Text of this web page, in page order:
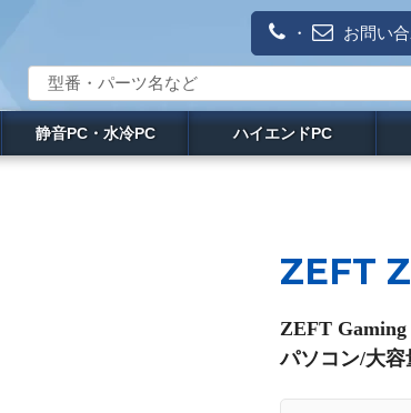
・ お問い
静音PC・水冷PC ハイエンドPC
ZEFT
ZEFT
パソコン/大容